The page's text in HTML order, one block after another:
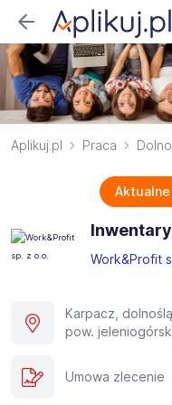
Aplikuj.pl Praca
Work&Profit
Karpacz,
pow.
Umowa zlecenie